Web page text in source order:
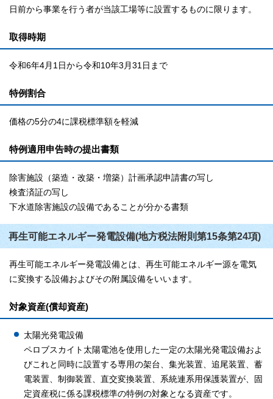
日前から事業を行う者が当該工場等に設置するものに限ります。
取得時期
令和6年4月1日から令和10年3月31日まで
特例割合
価格の5分の4に課税標準額を軽減
特例適用申告時の提出書類
除害施設（築造・改築・増築）計画承認申請書の写し
検査済証の写し
下水道除害施設の設備であることが分かる書類
再生可能エネルギー発電設備(地方税法附則第15条第24項)
再生可能エネルギー発電設備とは、再生可能エネルギー源を電気
に変換する設備およびその附属設備をいいます。
対象資産(償却資産)
太陽光発電設備
ペロブスカイト太陽電池を使用した一定の太陽光発電設備およ
びこれと同時に設置する専用の架台、集光装置、追尾装置、蓄
電装置、制御装置、直交変換装置、系統連系用保護装置が、固
定資産税に係る課税標準の特例の対象となる資産です。